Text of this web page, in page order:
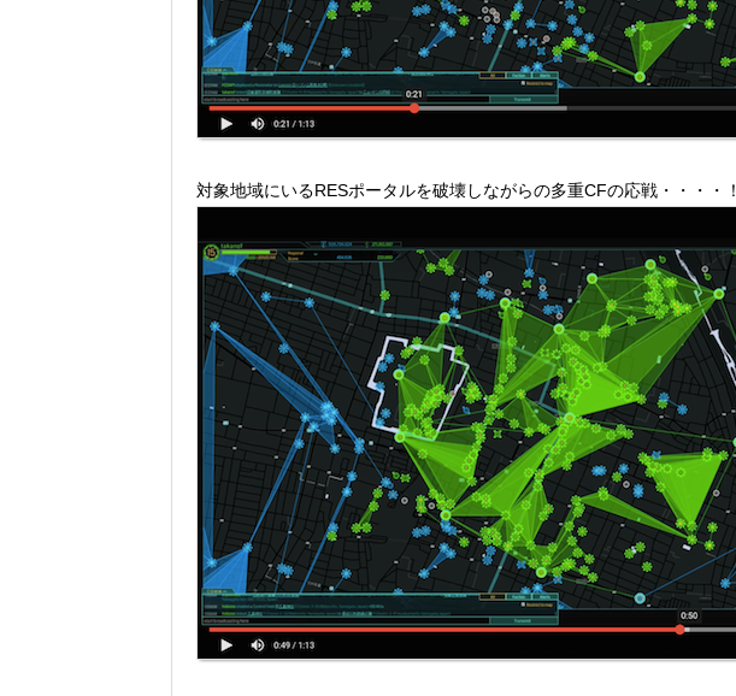
対象地域にいるRESポータルを破壊しながらの多重CFの応戦・・・・！